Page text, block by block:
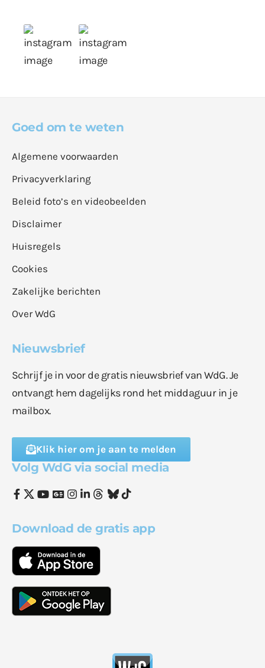
Goed om te weten
Algemene voorwaarden
Privacyverklaring
Beleid foto’s en videobeelden
Disclaimer
Huisregels
Cookies
Zakelijke berichten
Over WdG
Nieuwsbrief
Schrijf je in voor de gratis nieuwsbrief van WdG. Je
ontvangt hem dagelijks rond het middaguur in je
mailbox.
Klik hier om je aan te melden
Volg WdG via social media
Download de gratis app